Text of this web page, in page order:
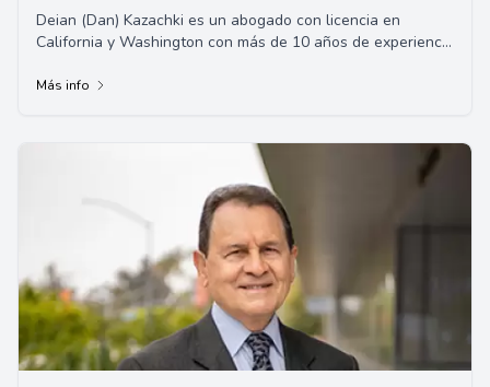
Deian (Dan) Kazachki es un abogado con licencia en
California y Washington con más de 10 años de experiencia
Más info